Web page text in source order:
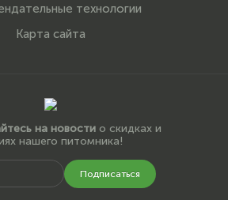
технологии
Карта сайта
на новостио скидках и
нашего питомника!
Подписаться